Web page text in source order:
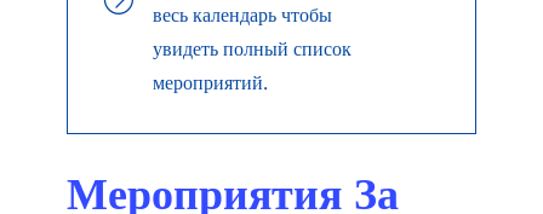
весь календарь чтобы
увидеть полный список
мероприятий.
Мероприятия За